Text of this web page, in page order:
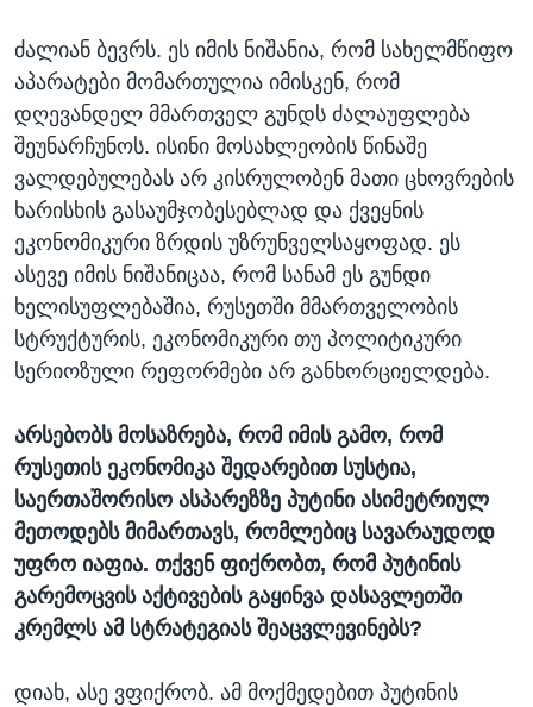
ძალიან ბევრს. ეს იმის ნიშანია, რომ სახელმწიფო
აპარატები მომართულია იმისკენ, რომ
დღევანდელ მმართველ გუნდს ძალაუფლება
შეუნარჩუნოს. ისინი მოსახლეობის წინაშე
ვალდებულებას არ კისრულობენ მათი ცხოვრების
ხარისხის გასაუმჯობესებლად და ქვეყნის
ეკონომიკური ზრდის უზრუნველსაყოფად. ეს
ასევე იმის ნიშანიცაა, რომ სანამ ეს გუნდი
ხელისუფლებაშია, რუსეთში მმართველობის
სტრუქტურის, ეკონომიკური თუ პოლიტიკური
სერიოზული რეფორმები არ განხორციელდება.
არსებობს მოსაზრება, რომ იმის გამო, რომ
რუსეთის ეკონომიკა შედარებით სუსტია,
საერთაშორისო ასპარეზზე პუტინი ასიმეტრიულ
მეთოდებს მიმართავს, რომლებიც სავარაუდოდ
უფრო იაფია. თქვენ ფიქრობთ, რომ პუტინის
გარემოცვის აქტივების გაყინვა დასავლეთში
კრემლს ამ სტრატეგიას შეაცვლევინებს?
დიახ, ასე ვფიქრობ. ამ მოქმედებით პუტინის